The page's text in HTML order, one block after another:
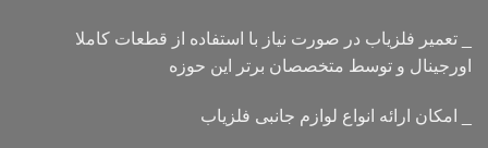
_ تعمیر فلزیاب در صورت نیاز با استفاده از قطعات کاملا
اورجینال و توسط متخصصان برتر این حوزه
_ امکان ارائه انواع لوازم جانبی فلزیاب